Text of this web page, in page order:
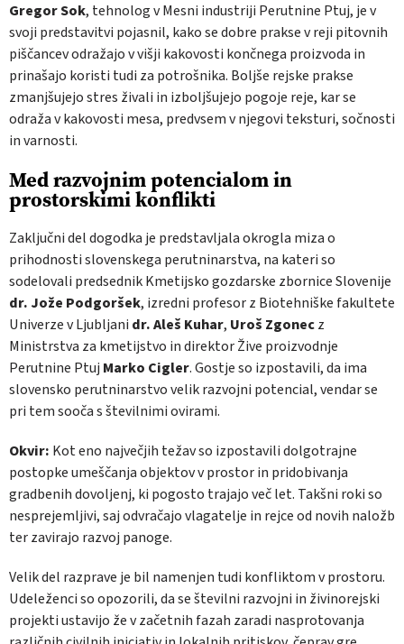
Gregor Sok, tehnolog v Mesni industriji Perutnine Ptuj, je v
svoji predstavitvi pojasnil, kako se dobre prakse v reji pitovnih
piščancev odražajo v višji kakovosti končnega proizvoda in
prinašajo koristi tudi za potrošnika. Boljše rejske prakse
zmanjšujejo stres živali in izboljšujejo pogoje reje, kar se
odraža v kakovosti mesa, predvsem v njegovi teksturi, sočnosti
in varnosti.
Med razvojnim potencialom in
prostorskimi konflikti
Zaključni del dogodka je predstavljala okrogla miza o
prihodnosti slovenskega perutninarstva, na kateri so
sodelovali predsednik Kmetijsko gozdarske zbornice Slovenije
dr. Jože Podgoršek, izredni profesor z Biotehniške fakultete
Univerze v Ljubljani dr. Aleš Kuhar, Uroš Zgonecz
Ministrstva za kmetijstvo in direktor Žive proizvodnje
Perutnine Ptuj Marko Cigler. Gostje so izpostavili, da ima
slovensko perutninarstvo velik razvojni potencial, vendar se
pri tem sooča s številnimi ovirami.
Okvir: Kot eno največjih težav so izpostavili dolgotrajne
postopke umeščanja objektov v prostor in pridobivanja
gradbenih dovoljenj, ki pogosto trajajo več let. Takšni roki so
nesprejemljivi, saj odvračajo vlagatelje in rejce od novih naložb
ter zavirajo razvoj panoge.
Velik del razprave je bil namenjen tudi konfliktom v prostoru.
Udeleženci so opozorili, da se številni razvojni in živinorejski
projekti ustavijo že v začetnih fazah zaradi nasprotovanja